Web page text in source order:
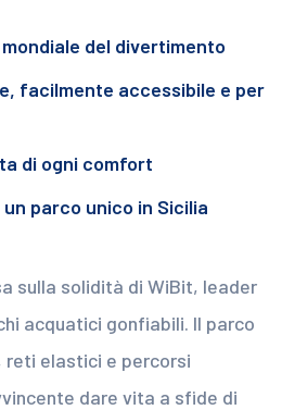
del divertimento
facilmente accessibile e per
di ogni comfort
parco unico in Sicilia
sulla solidità di WiBit, leader
acquatici gonfiabili. Il parco
reti elastici e percorsi
dare vita a sfide di